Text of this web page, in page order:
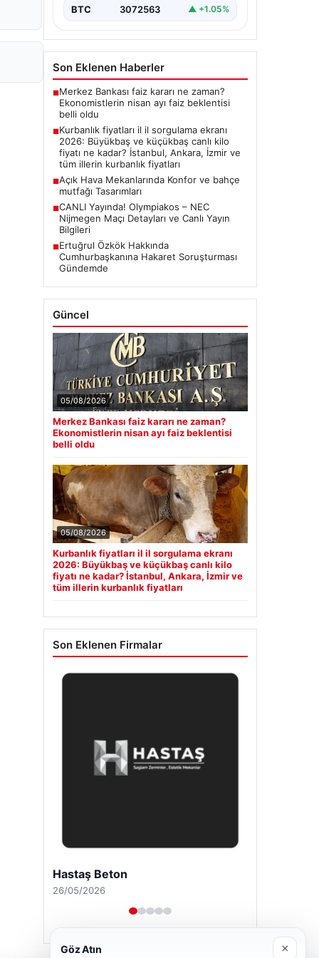
BTC 3072563 ▲ +1.05%
Son Eklenen Haberler
■Merkez Bankası faiz kararı ne zaman?
Ekonomistlerin nisan ayı faiz beklentisi
belli oldu
■Kurbanlık fiyatları il il sorgulama ekranı
2026: Büyükbaş ve küçükbaş canlı kilo
fiyatı ne kadar? İstanbul, Ankara, İzmir ve
tüm illerin kurbanlık fiyatları
■Açık Hava Mekanlarında Konfor ve bahçe
mutfağı Tasarımları
■CANLI Yayında! Olympiakos – NEC
Nijmegen Maçı Detayları ve Canlı Yayın
Bilgileri
■Ertuğrul Özkök Hakkında
Cumhurbaşkanına Hakaret Soruşturması
Gündemde
Güncel
05/08/2026
Merkez Bankası faiz kararı ne zaman?
Ekonomistlerin nisan ayı faiz beklentisi
belli oldu
05/08/2026
Kurbanlık fiyatları il il sorgulama ekranı
2026: Büyükbaş ve küçükbaş canlı kilo
fiyatı ne kadar? İstanbul, Ankara, İzmir ve
tüm illerin kurbanlık fiyatları
Son Eklenen Firmalar
Hastaş Beton
26/05/2026
Göz Atın ×